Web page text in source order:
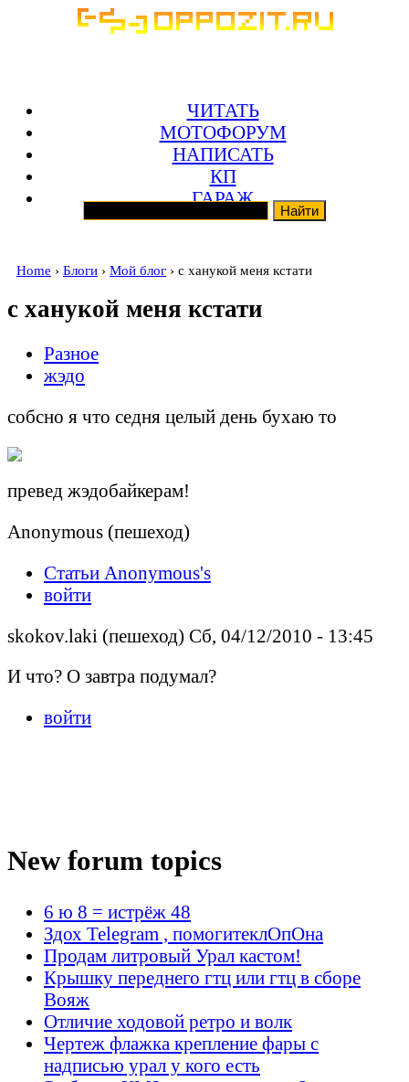
ЧИТАТЬ
МОТОФОРУМ
НАПИСАТЬ
КП
ГАРАЖ
Home › Блоги › Мой блог › с ханукой меня кстати
с ханукой меня кстати
Разное
жэдо
собсно я что седня целый день бухаю то
превед жэдобайкерам!
Anonymous (пешеход)
Статьи Anonymous's
войти
skokov.laki (пешеход) Сб, 04/12/2010 - 13:45
И что? О завтра подумал?
войти
New forum topics
6 ю 8 = истрёж 48
Здох Telegram , помогитеклОпОна
Продам литровый Урал кастом!
Крышку переднего гтц или гтц в сборе
Вояж
Отличие ходовой ретро и волк
Чертеж флажка крепление фары с
надписью урал у кого есть